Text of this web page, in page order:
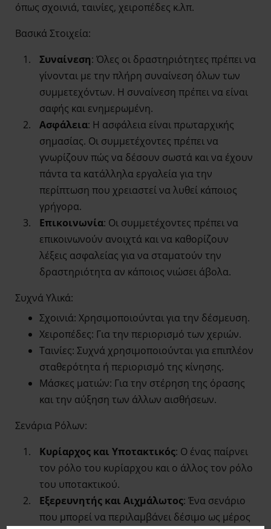
όπως σχοινιά, ταινίες, χειροπέδες κ.λπ.
Βασικά Στοιχεία:
Συναίνεση: Όλες οι δραστηριότητες πρέπει να
γίνονται με την πλήρη συναίνεση όλων των
συμμετεχόντων. Η συναίνεση πρέπει να είναι
σαφής και ενημερωμένη.
Ασφάλεια: Η ασφάλεια είναι πρωταρχικής
σημασίας. Οι συμμετέχοντες πρέπει να
γνωρίζουν πώς να δέσουν σωστά και να έχουν
πάντα τα κατάλληλα εργαλεία για την
περίπτωση που χρειαστεί να λυθεί κάποιος
γρήγορα.
Επικοινωνία: Οι συμμετέχοντες πρέπει να
επικοινωνούν ανοιχτά και να καθορίζουν
λέξεις ασφαλείας για να σταματούν την
δραστηριότητα αν κάποιος νιώσει άβολα.
Συχνά Υλικά:
Σχοινιά: Χρησιμοποιούνται για την δέσμευση.
Χειροπέδες: Για την περιορισμό των χεριών.
Ταινίες: Συχνά χρησιμοποιούνται για επιπλέον
σταθερότητα ή περιορισμό της κίνησης.
Μάσκες ματιών: Για την στέρηση της όρασης
και την αύξηση των άλλων αισθήσεων.
Σενάρια Ρόλων:
Κυρίαρχος και Υποτακτικός: Ο ένας παίρνει
τον ρόλο του κυρίαρχου και ο άλλος τον ρόλο
του υποτακτικού.
Εξερευνητής και Αιχμάλωτος: Ένα σενάριο
που μπορεί να περιλαμβάνει δέσιμο ως μέρος